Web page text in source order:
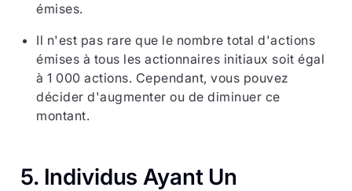
émises.
Il n'est pas rare que le nombre total d'actions
émises à tous les actionnaires initiaux soit égal
à 1 000 actions. Cependant, vous pouvez
décider d'augmenter ou de diminuer ce
montant.
5. Individus Ayant Un